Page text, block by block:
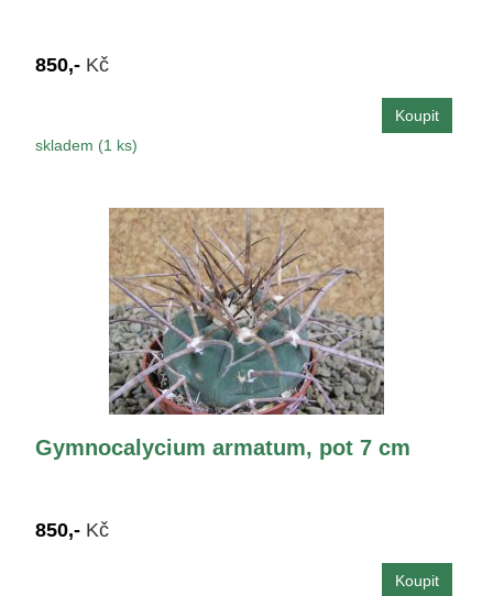
850,- Kč
skladem (1 ks)
Gymnocalycium armatum, pot 7 cm
850,- Kč